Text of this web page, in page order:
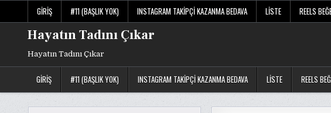
content
GIRIŞ #11 (BAŞLIK YOK) INSTAGRAM TAKIPÇI KAZANMA BEDAVA LISTE REELS
Hayatın Tadını Çıkar
Hayatın Tadını Çıkar
GIRIŞ #11 (BAŞLIK YOK) INSTAGRAM TAKIPÇI KAZANMA BEDAVA LISTE REELS